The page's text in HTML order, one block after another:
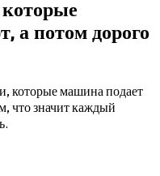
а потом дорого
которые машина подает
что значит каждый